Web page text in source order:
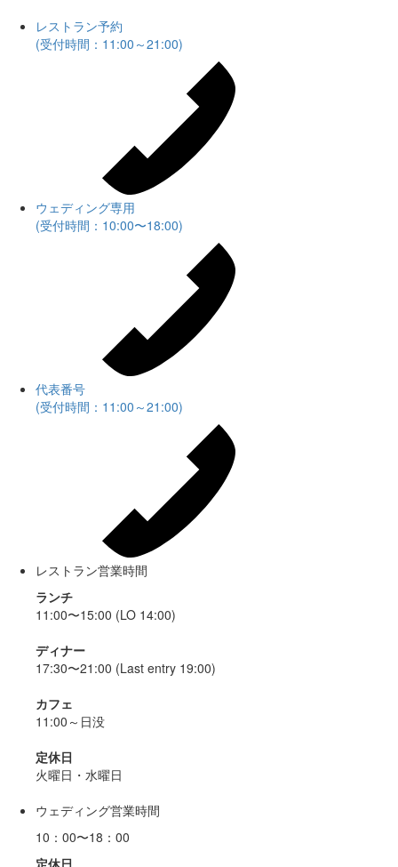
レストラン予約
(受付時間：11:00～21:00)
ウェディング専用
(受付時間：10:00〜18:00)
代表番号
(受付時間：11:00～21:00)
レストラン営業時間
ランチ
11:00〜15:00 (LO 14:00)
ディナー
17:30〜21:00 (Last entry 19:00)
カフェ
11:00～日没
定休日
火曜日・水曜日
ウェディング営業時間
10：00〜18：00
定休日